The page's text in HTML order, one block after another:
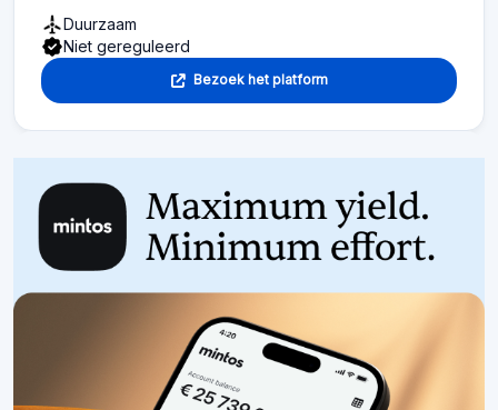
Duurzaam
Niet gereguleerd
Bezoek het platform